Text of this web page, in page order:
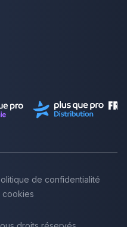
de confidentialité
cookies